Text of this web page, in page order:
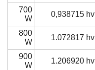
700
W
0,938715 hv
800
W
1.072817 hv
900
W
1.206920 hv